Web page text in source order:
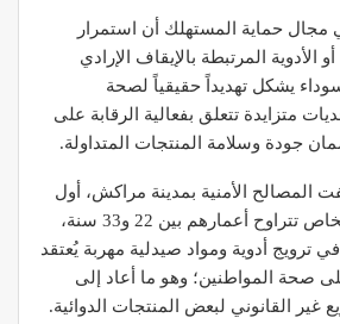
مجال حماية المستهلك أن استمرار
المرتبطة بالإيقاف الإرادي
يشكل تهديداً حقيقياً لصحة
متزايدة تتعلق بفعالية الرقابة على
جودة وسلامة المنتجات المتداولة.
المصالح الأمنية بمدينة مراكش، أول
أمس الاثنين، ثلاثة أشخاص تتراوح أعمارهم بين 22 و33 سنة،
ترويج أدوية ومواد صيدلية مهربة يُعتقد
صحة المواطنين؛ وهو ما أعاد إلى
غير القانوني لبعض المنتجات الدوائية.